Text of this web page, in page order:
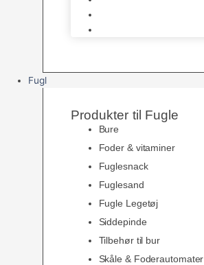
Fugl
Produkter til Fugle
Bure
Foder & vitaminer
Fuglesnack
Fuglesand
Fugle Legetøj
Siddepinde
Tilbehør til bur
Skåle & Foderautomater